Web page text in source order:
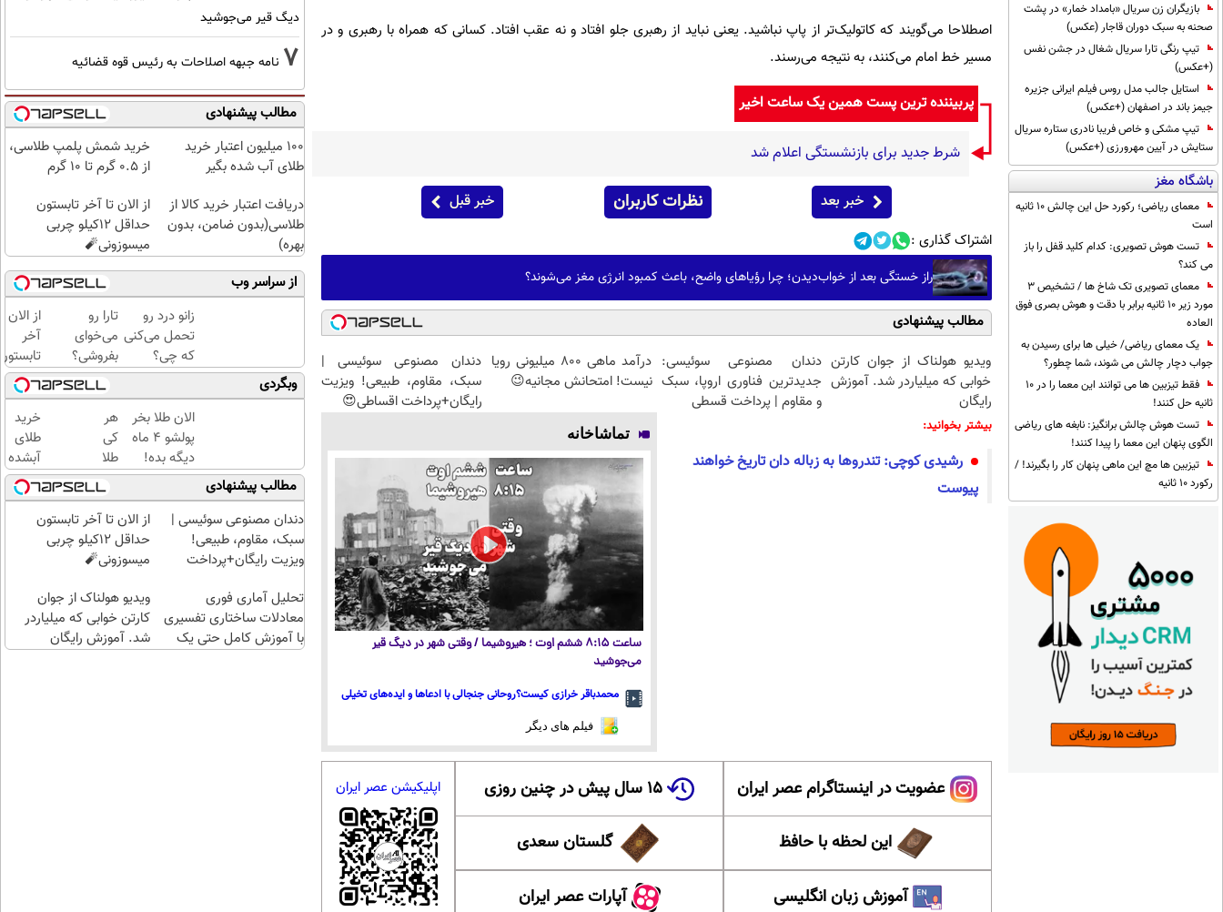
بازیگران زن سریال «بامداد خمار» در پشت
صحنه به سبک دوران قاجار (عکس)
تیپ رنگی تارا سریال شغال در جشن نفس
(+عکس)
استایل جالب مدل روس فیلم ایرانی جزیره
جیمز باند در اصفهان (+عکس)
تیپ مشکی و خاص فریبا نادری ستاره سریال
ستایش در آیین مهرورزی (+عکس)
باشگاه مغز
معمای ریاضی؛ رکورد حل این چالش 10 ثانیه
است
تست هوش تصویری: کدام کلید قفل را باز
می کند؟
معمای تصویری تک شاخ ها / تشخیص 3
مورد زیر 10 ثانیه برابر با دقت و هوش بصری فوق
العاده
یک معمای ریاضی/ خیلی ها برای رسیدن به
جواب دچار چالش می شوند، شما چطور؟
فقط تیزبین ها می توانند این معما را در 10
ثانیه حل کنند!
تست هوش چالش برانگیز: نابغه های ریاضی
الگوی پنهان این معما را پیدا کنند!
تیزبین ها مچ این ماهی پنهان کار را بگیرند! /
رکورد 10 ثانیه
اصطلاحا می‌گویند که کاتولیک‌تر از پاپ نباشید. یعنی نباید از رهبری جلو افتاد و نه عقب افتاد. کسانی که همراه با رهبری و در
مسیر خط امام می‌کنند، به نتیجه می‌رسند.
پربیننده ترین پست همین یک ساعت اخیر
شرط جدید برای بازنشستگی اعلام شد
خبر بعد نظرات کاربران خبر قبل
اشتراک گذاری :
راز خستگی بعد از خواب‌دیدن؛ چرا رؤیاهای واضح، باعث کمبود انرژی مغز می‌شوند؟
مطالب پیشنهادی
ویدیو هولناک از جوان کارتن
خوابی که میلیاردر شد. آموزش
رایگان
دندان مصنوعی سوئیسی:
جدیدترین فناوری اروپا، سبک
و مقاوم | پرداخت قسطی
درآمد ماهی 800 میلیونی رویا
نیست! امتحانش مجانیه😉
دندان مصنوعی سوئیسی |
سبک، مقاوم، طبیعی! ویزیت
رایگان+پرداخت اقساطی😍
بیشتر بخوانید:
رشیدی کوچی: تندروها به زباله دان تاریخ خواهند
پیوست
تماشاخانه
ساعت ۸:۱۵ ششم اوت ؛ هیروشیما / وقتی شهر در دیگ قیر
می‌جوشید
محمدباقر خرازی کیست؟روحانی جنجالی با ادعاها و ایده‌های تخیلی
فیلم های دیگر
عضویت در اینستاگرام عصر ایران ۱۵ سال پیش در چنین روزی
این لحظه با حافظ گلستان سعدی
آموزش زبان انگلیسی آپارات عصر ایران
اپلیکیشن عصر ایران
دیگ قیر می‌جوشید
7 نامه جبهه اصلاحات به رئیس قوه قضائیه
مطالب پیشنهادی
100 میلیون اعتبار خرید
طلای آب شده بگیر
خرید شمش پلمپ طلاسی،
از ۰.۵ گرم تا ۱۰ گرم
دریافت اعتبار خرید کالا از
طلاسی(بدون ضامن، بدون
بهره)
از الان تا آخر تابستون
حداقل 12کیلو چربی
میسوزونی🧨
از سراسر وب
زانو درد رو
تحمل می‌کنی
که چی؟
راه‌حلش
همین‌جاست!
تارا رو
می‌خوای
بفروشی؟
با
خودرو۴۵
یک‌روزه
بفروشش
از الان
آخر
حداقل
12کیلو
چربی
🧨
وبگردی
الان طلا بخر
پولشو 4 ماه
دیگه بده!
سرمایه‌گذاری
طلا با اقساط
بی‌بهره
هر
کی
طلا
داره،
غم
نداره!
😊💎
(خرید
چند
کلیک)
خرید
طلای
آبشده
حتی با
۱۰۰هزارتومان
مطالب پیشنهادی
دندان مصنوعی سوئیسی |
سبک، مقاوم، طبیعی!
ویزیت رایگان+پرداخت
از الان تا آخر تابستون
حداقل 12کیلو چربی
میسوزونی🧨
تحلیل آماری فوری
معادلات ساختاری تفسیری
با آموزش کامل حتی یک
ویدیو هولناک از جوان
کارتن خوابی که میلیاردر
شد. آموزش رایگان